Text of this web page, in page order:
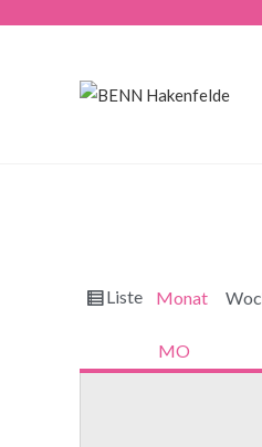
Ansicht
Liste Monat
MO